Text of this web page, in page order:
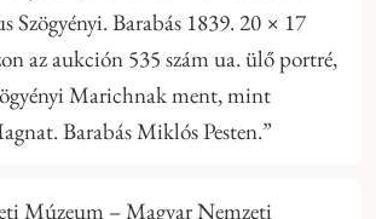
Szögyényi. Barabás 1839. 20 × 17
az aukción 535 szám ua. ülő portré,
Marichnak ment, mint
Barabás Miklós Pesten.”
Múzeum – Magyar Nemzeti